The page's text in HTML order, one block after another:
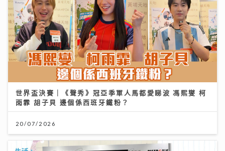
世界盃決賽｜《聲秀》冠亞季軍人馬都愛睇波 馮熙燮 柯
雨霏 胡子貝 邊個係西班牙鐵粉？
20/07/2026